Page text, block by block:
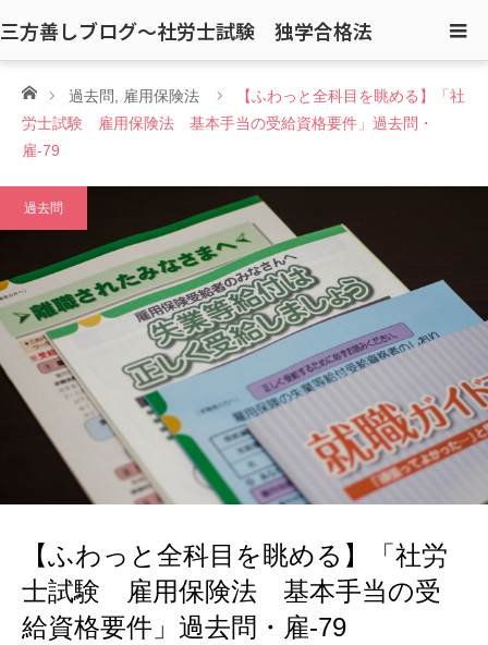
三方善しブログ〜社労士試験 独学合格法
ホーム過去問 雇用保険法
【ふわっと全科目を眺める】「社
労士試験 雇用保険法 基本手当の受給資格要件」過去問・
雇-79
過去問
【ふわっと全科目を眺める】「社労
士試験 雇用保険法 基本手当の受
給資格要件」過去問・雇-79